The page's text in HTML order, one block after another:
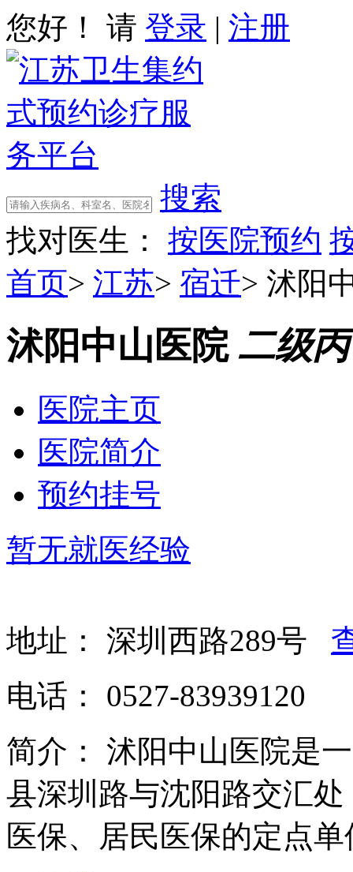
您好！ 请 登录 | 注册
搜索
找对医生：
按医院预约
首页> 江苏> 宿迁> 沭阳
沭阳中山医院 二级
医院主页
医院简介
预约挂号
暂无就医经验
地址： 深圳西路289号
电话：
0527-83939120
简介：
沭阳中山医院是
县深圳路与沈阳路交汇
医保、居民医保的定点